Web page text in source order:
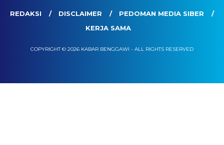
REDAKSI DISCLAIMER
PEDOMAN MEDIA SIBER
KERJA SAMA
COPYRIGHT © 2026 KABAR BENGGAWI - ALL RIGHTS RESERVED